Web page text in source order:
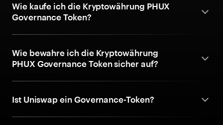
Wie kaufe ich die Kryptowährung PHUX
Governance Token?
Wie bewahre ich die Kryptowährung
PHUX Governance Token sicher auf?
Ist Uniswap ein Governance-Token?